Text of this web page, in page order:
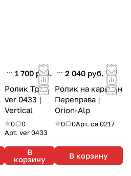
1 700 руб.
Ролик Трек
ver 0433 |
Vertical
0
0
Арт. ver 0433
В
корзину
2 040 руб.
Ролик на карабин
Переправа |
Orion-Alp
0 0Арт. оа 0217
В корзину